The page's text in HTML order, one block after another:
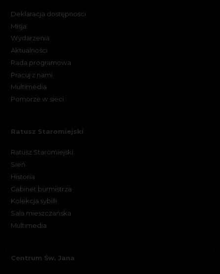
Deklaracja dostępności
Misja
Wydarzenia
Aktualności
Rada programowa
Pracuj z nami
Multimedia
Pomorze w sieci
Ratusz Staromiejski
Ratusz Staromiejski
Sień
Historia
Gabinet burmistrza
Kolekcja sybilli
Sala mieszczańska
Multimedia
Centrum Św. Jana